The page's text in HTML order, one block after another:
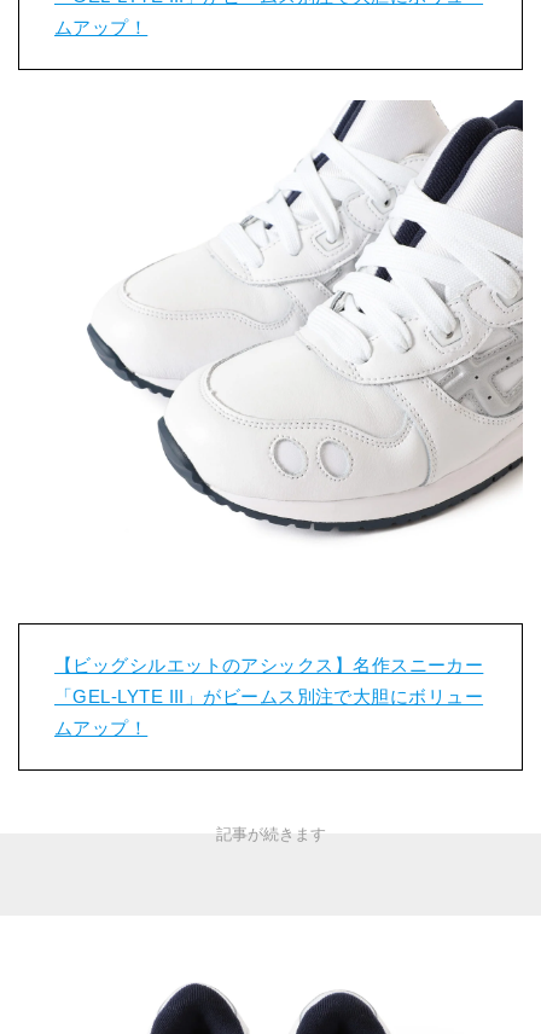
ムアップ！
【ビッグシルエットのアシックス】名作スニーカー
「GEL-LYTE III」がビームス別注で大胆にボリュー
ムアップ！